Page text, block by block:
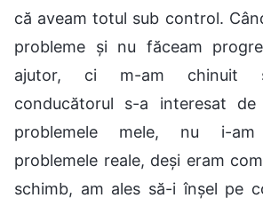
că aveam totul sub control.
probleme și nu făceam
ajutor, ci m-am chinuit
conducătorul s-a interesat de
problemele mele, nu i-
problemele reale, deși eram
schimb, am ales să-i înșel pe